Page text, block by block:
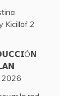
Kicillof 2
2026